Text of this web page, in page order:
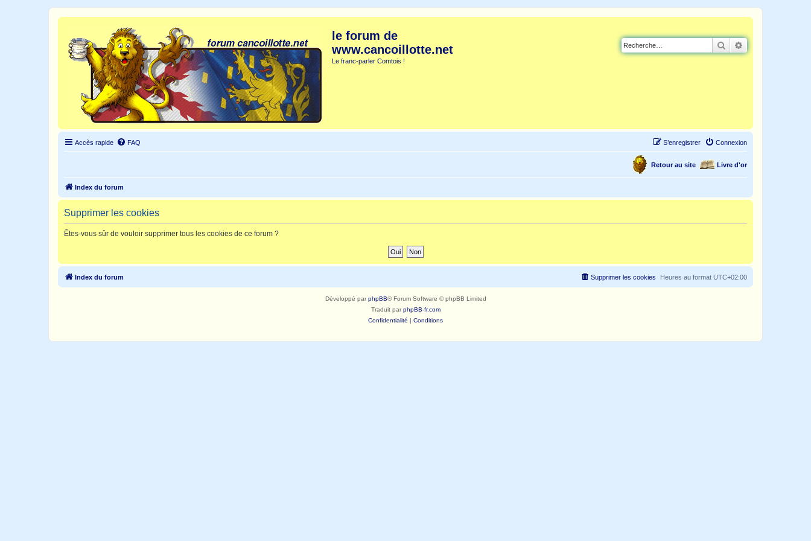
le forum de
www.cancoillotte.net
Le franc-parler Comtois !
Rechercher
Accès rapide FAQ Connexion
S’enregistrer
Livre d'or
Retour au site
Index du forum
Supprimer les cookies
Êtes-vous sûr de vouloir supprimer tous les cookies de ce forum ?
Index du forum Heures au format UTC+02:00
Supprimer les cookies
Développé parphpBB® Forum Software © phpBB Limited
Traduit parphpBB-fr.com
Confidentialité | Conditions